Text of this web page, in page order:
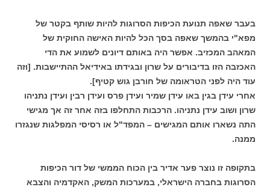
בעבר שאפה תנועת הכיפות הסרוגות להיות שותף בקטר של
מפא"י בהמשך שאפה בסך הכל להיות האישה החוקית של
המאהב המכזיב. אפשר היה באותם דיונים לשמוע את הדי
האכזבה הזו בדיבורים על שרון ובגידתו באידיאל ההתיישבות. [וזה
עוד היה לפני הטראומה של חורבן גוש קטיף].
אחרי עידן בגין באו עידן שמיר ועידן פרס ועידן רבין ועידן נתניהו
שרון ושוב עידן נתניהו. הרכבות התחלפו בזה אחר זה אך מגישי
התה נשארו אותם המגישים – המפד"ל או רסיסי המפלגות שנגזרו
ממנה.
בתקופה זו נוצר פער אדיר בין הכוח הממשי של דור הכיפות
הסרוגות בחברה הישראלי, במערכות המשק, האקדמיה והצבא